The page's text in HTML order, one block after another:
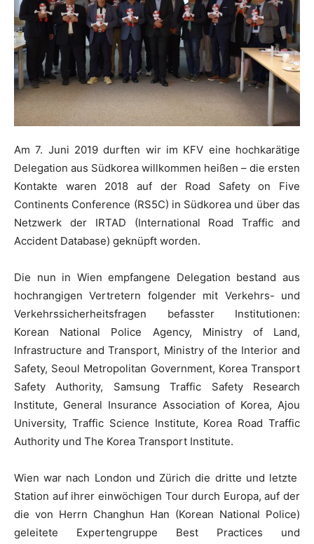
Am 7. Juni 2019 durften wir im KFV eine hochkarätige
Delegation aus Südkorea willkommen heißen – die ersten
Kontakte waren 2018 auf der Road Safety on Five
Continents Conference (RS5C) in Südkorea und über das
Netzwerk der IRTAD (International Road Traffic and
Accident Database) geknüpft worden.
Die nun in Wien empfangene Delegation bestand aus
hochrangigen Vertretern folgender mit Verkehrs- und
Verkehrssicherheitsfragen befasster Institutionen:
Korean National Police Agency, Ministry of Land,
Infrastructure and Transport, Ministry of the Interior and
Safety, Seoul Metropolitan Government, Korea Transport
Safety Authority, Samsung Traffic Safety Research
Institute, General Insurance Association of Korea, Ajou
University, Traffic Science Institute, Korea Road Traffic
Authority und The Korea Transport Institute.
Wien war nach London und Zürich die dritte und letzte
Station auf ihrer einwöchigen Tour durch Europa, auf der
die von Herrn Changhun Han (Korean National Police)
geleitete Expertengruppe Best Practices und